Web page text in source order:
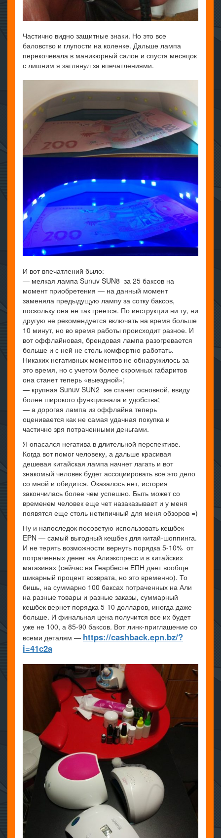
Частично видно защитные знаки. Но это все
баловство и глупости на коленке. Дальше лампа
перекочевала в маникюрный салон и спустя месяцок
с лишним я заглянул за впечатлениями.
И вот впечатлений было:
— мелкая лампа Sunuv SUN8 за 25 баксов на
момент приобретения — на данный момент
заменяла предыдущую лампу за сотку баксов,
поскольку она не так греется. По инструкции ни ту, ни
другую не рекомендуется включать на время больше
10 минут, но во время работы происходит разное. И
вот оффлайновая, брендовая лампа разогревается
больше и с ней не столь комфортно работать.
Никаких негативных моментов не обнаружилось за
это время, но с учетом более скромных габаритов
она станет теперь «выездной»;
— крупная Sunuv SUN2 же станет основной, ввиду
более широкого функционала и удобства;
— а дорогая лампа из оффлайна теперь
оценивается как не самая удачная покупка и
частично зря потраченными деньгами.
Я опасался негатива в длительной перспективе.
Когда вот помог человеку, а дальше красивая
дешевая китайская лампа начнет лагать и вот
знакомый человек будет ассоциировать все это дело
со мной и обидится. Оказалось нет, история
закончилась более чем успешно. Быть может со
временем человек еще чет назаказывает и у меня
появятся еще столь нетипичный для меня обзоров =)
Ну и напоследок посоветую использовать кешбек
EPN — самый выгодный кешбек для китай-шоппинга.
И не терять возможности вернуть порядка 5-10% от
потраченных денег на Алиэкспресс и в китайских
магазинах (сейчас на Геарбесте ЕПН дает вообще
шикарный процент возврата, но это временно). То
бишь, на суммарно 100 баксах потраченных на Али
на разные товары и разные заказы, суммарный
кешбек вернет порядка 5-10 долларов, иногда даже
больше. И финальная цена получится все их будет
уже не 100, а 85-90 баксов. Вот линк-приглашение со
всеми деталям — https://cashback.epn.bz/?
i=41c2a